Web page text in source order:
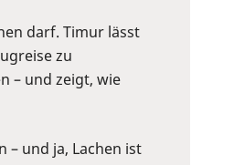
darf. Timur lässt
zu
– und zeigt, wie
und ja, Lachen ist